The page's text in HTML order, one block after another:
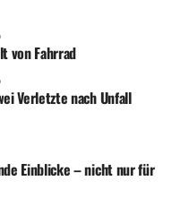
von Fahrrad
Verletzte nach Unfall
Einblicke – nicht nur für